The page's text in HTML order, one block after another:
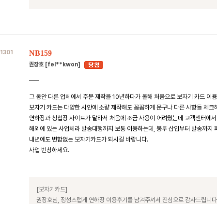
1301 NB159
권장호 [fel**kwon]
그 동안 다른 업체에서 주문 제작을 10년하다가 올해 처음으로 보자기 카드 이
보자기 카드는 다양한 시안에 소량 제작해도 꼼꼼하게 문구나 다른 사항들 체크
연하장과 청첩장 사이트가 달라서 처음에 조금 사용이 어려웠는데 고객센터에
해외에 있는 사업체라 발송대행까지 보통 이용하는데, 봉투 삽입부터 발송까지
내년에도 변함없는 보자기카드가 되시길 바랍니다.
사업 번창하세요.
[보자기카드]
권장호님, 정성스럽게 연하장 이용후기를 남겨주셔서 진심으로 감사드립니